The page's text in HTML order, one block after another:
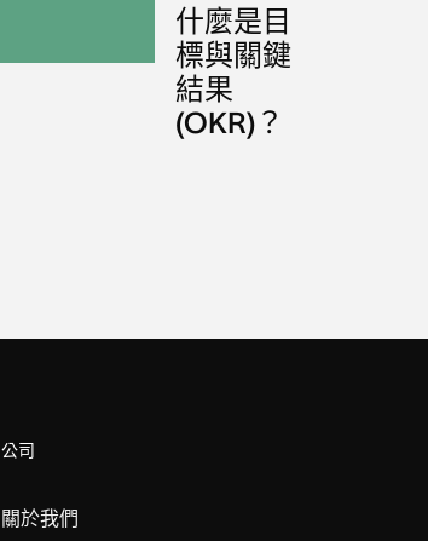
什麼是目
標與關鍵
結果
(OKR)？
公司
關於我們